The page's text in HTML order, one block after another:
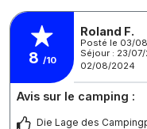
8 /10
Roland F.
Posté le 03/
Séjour : 23/
02/08/2024
Avis sur le camping :
Die Lage des